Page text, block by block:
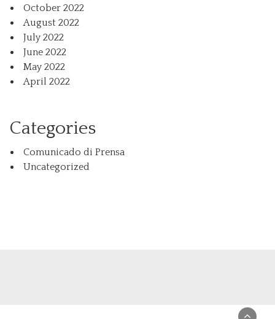
October 2022
August 2022
July 2022
June 2022
May 2022
April 2022
Categories
Comunicado di Prensa
Uncategorized